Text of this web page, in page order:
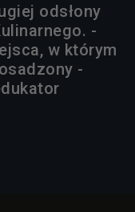
odsłony
-
w którym
-